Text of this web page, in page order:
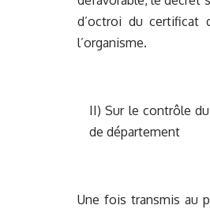
d’octroi du certificat
l’organisme.
II) Sur le contrôle
de département
Une fois transmis au